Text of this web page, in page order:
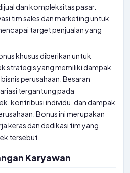
dan kompleksitas pasar.
tim sales dan marketing untuk
target penjualan yang
khusus diberikan untuk
strategis yang memiliki dampak
perusahaan. Besaran
tergantung pada
kontribusi individu, dan dampak
Bonus ini merupakan
keras dan dedikasi tim yang
tersebut.
Karyawan